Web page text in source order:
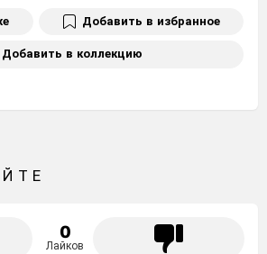
Добавить в избранное
Добавить в коллекцию
0
Лайков